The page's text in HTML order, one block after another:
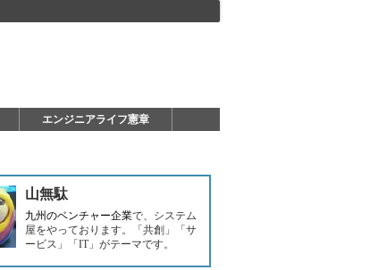
エンジニアライフ憲章
山無駄
九州のベンチャー企業で、システム
屋をやっております。「共創」「サ
ービス」「IT」がテーマです。